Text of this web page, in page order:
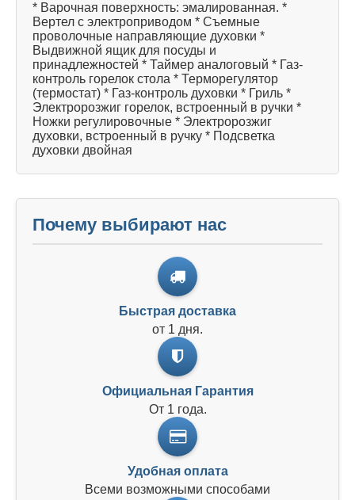
* Варочная поверхность: эмалированная. *
Вертел с электроприводом * Съемные
проволочные направляющие духовки *
Выдвижной ящик для посуды и
принадлежностей * Таймер аналоговый * Газ-
контроль горелок стола * Терморегулятор
(термостат) * Газ-контроль духовки * Гриль *
Электророзжиг горелок, встроенный в ручки *
Ножки регулировочные * Электророзжиг
духовки, встроенный в ручку * Подсветка
духовки двойная
Почему выбирают нас
Быстрая доставка
от 1 дня.
Официальная Гарантия
От 1 года.
Удобная оплата
Всеми возможными способами